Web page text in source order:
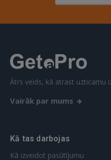
Ātrs veids, kā atrast uzticamu
Vairāk par mums
Kā tas darbojas
Kā izveidot pasūtījumu